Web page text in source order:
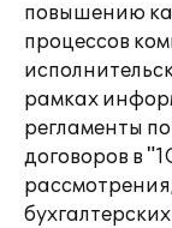
повышению
процессов
рамках
регламенты
договоров в